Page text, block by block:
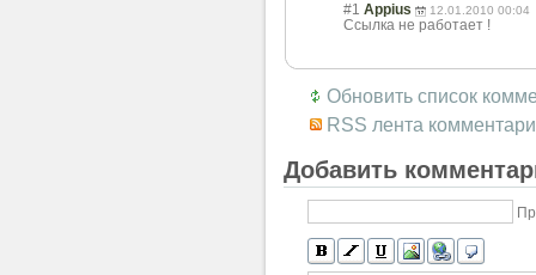
#1 Appius 12.01.2010 00:04
Ссылка не работает !
Обновить список
RSS лента
Добавить